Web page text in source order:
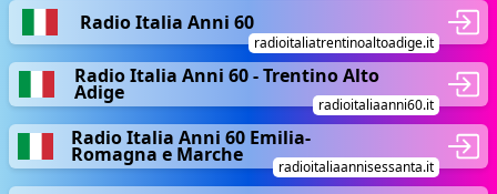
Radio Italia Anni 60
radioitaliatrentinoaltoadige.it
Radio Italia Anni 60 - Trentino Alto
Adige
radioitaliaanni60.it
Radio Italia Anni 60 Emilia-
Romagna e Marche
radioitaliaannisessanta.it